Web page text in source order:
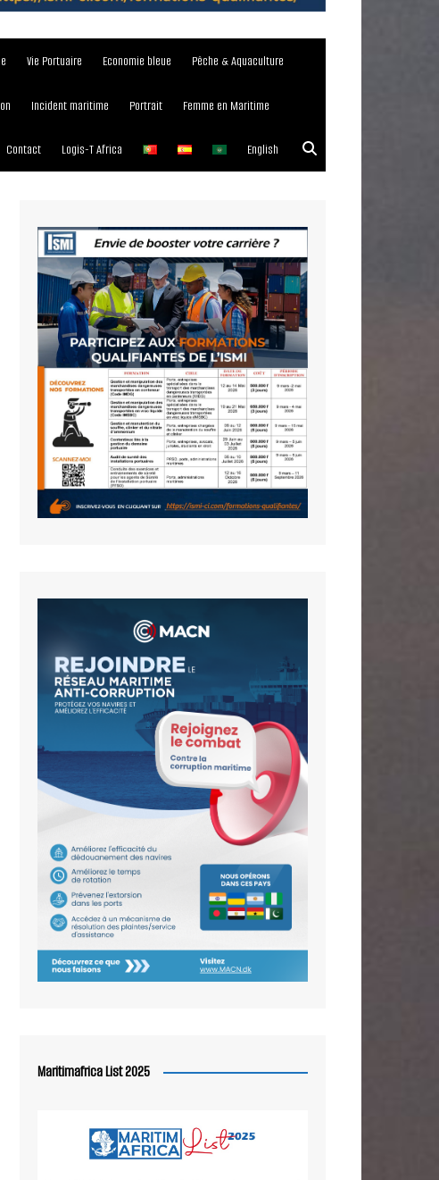
Vie Portuaire Economie bleue Pêche & Aquaculture
Incident maritime Portrait Femme en Maritime
– 2023
Contact Logis-T Africa English
Maritimafrica List 2025